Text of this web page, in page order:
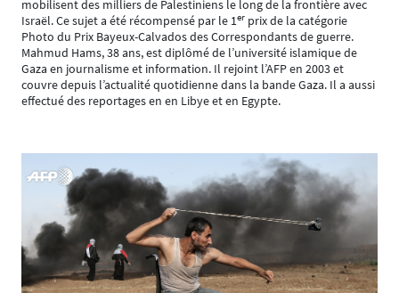
mobilisent des milliers de Palestiniens le long de la frontière avec
Israël. Ce sujet a été récompensé par le 1er prix de la catégorie
Photo du Prix Bayeux-Calvados des Correspondants de guerre.
Mahmud Hams, 38 ans, est diplômé de l’université islamique de
Gaza en journalisme et information. Il rejoint l’AFP en 2003 et
couvre depuis l’actualité quotidienne dans la bande Gaza. Il a aussi
effectué des reportages en en Libye et en Egypte.